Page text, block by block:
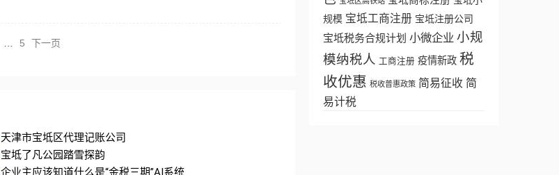
5 下一页
天津市宝坻区代理记账公司
宝坻了凡公园踏雪探韵
企业主应该知道什么是“金税三期”AI系统
规模 宝坻工商注册 宝坻注册公司
宝坻税务合规计划 小微企业 小规
模纳税人 工商注册 疫情新政 税
收优惠 税收普惠政策 简易征收 简
易计税